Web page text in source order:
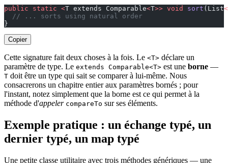
public static <T extends Comparable<T>> void sort (List<
  // ... sorts using natural order
}
Copier
Cette signature fait deux choses à la fois. Le <T> déclare un
paramètre de type. Le extends Comparable<T> est une borne —
T doit être un type qui sait se comparer à lui-même. Nous
consacrerons un chapitre entier aux paramètres bornés ; pour
l'instant, notez simplement que la borne est ce qui permet à la
méthode d'appeler compareTo sur ses éléments.
Exemple pratique : un échange typé, un
dernier typé, un map typé
Une petite classe utilitaire avec trois méthodes génériques — une